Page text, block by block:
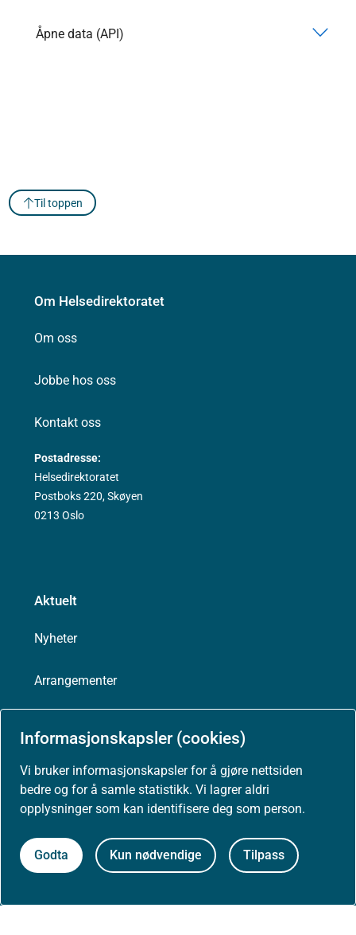
Informasjonskapsler (cookies)
Vi bruker informasjonskapsler for å gjøre nettsiden
bedre og for å samle statistikk. Vi lagrer aldri
opplysninger som kan identifisere deg som person.
Godta Kun nødvendige Tilpass
Åpne data (API)
Til toppen
Om Helsedirektoratet
Om oss
Jobbe hos oss
Kontakt oss
Postadresse:
Helsedirektoratet
Postboks 220, Skøyen
0213 Oslo
Aktuelt
Nyheter
Arrangementer
Presse
Om nettstedet